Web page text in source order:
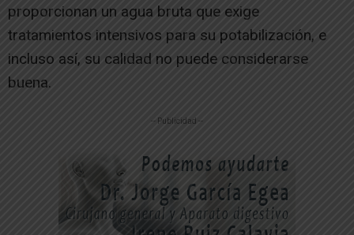
proporcionan un agua bruta que exige
tratamientos intensivos para su potabilización, e
incluso así, su calidad no puede considerarse
buena.
-- Publicidad --